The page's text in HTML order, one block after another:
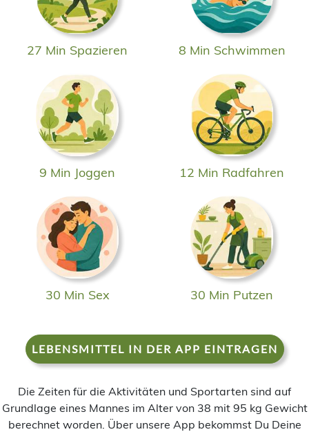
27 Min Spazieren 8 Min Schwimmen
9 Min Joggen 12 Min Radfahren
30 Min Sex 30 Min Putzen
LEBENSMITTEL IN DER APP EINTRAGEN
Die Zeiten für die Aktivitäten und Sportarten sind auf
Grundlage eines Mannes im Alter von 38 mit 95 kg Gewicht
berechnet worden. Über unsere App bekommst Du Deine